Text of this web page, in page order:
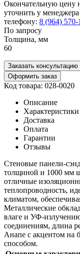
Окончательную цену
уточнить у
телефону: 8 (964) 570-
По запросу
Толщина, мм
60
Заказать консультацию
Оформить заказ
Код товара: 028-0020
Описание
Характеристики
Доставка
Оплата
Гарантии
Отзывы
Стеновые панели-
толщиной и 1000 мм
отличные
теплопроводность,
климатом,
Металлические
влаге и УФ-
соединениям, длина
Анапе с акцентом на
способом.